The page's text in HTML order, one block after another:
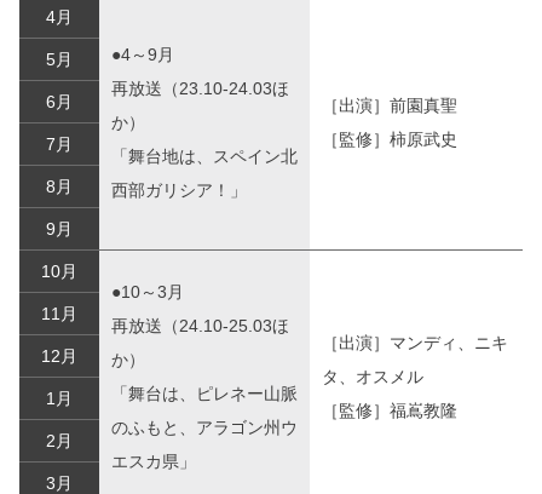
4月
●4～9月
再放送（23.10-24.03ほ
か）
「舞台地は、スペイン北
西部ガリシア！」
［出演］前園真聖
［監修］柿原武史
5月
6月
7月
8月
9月
10月
●10～3月
再放送（24.10-25.03ほ
か）
「舞台は、ピレネー山脈
のふもと、アラゴン州ウ
エスカ県」
［出演］マンディ、ニキ
タ、オスメル
［監修］福嶌教隆
11月
12月
1月
2月
3月